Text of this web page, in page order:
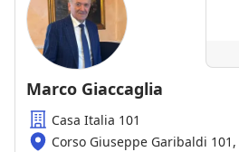
Marco Giaccaglia
Casa Italia 101
Corso Giuseppe Garibaldi